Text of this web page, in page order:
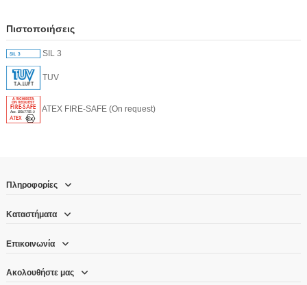
Πιστοποιήσεις
SIL 3
TUV
ATEX FIRE-SAFE (On request)
Πληροφορίες
Καταστήματα
Επικοινωνία
Ακολουθήστε μας